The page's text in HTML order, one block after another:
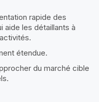
rapide des
aide les détaillants à
étendue.
du marché cible